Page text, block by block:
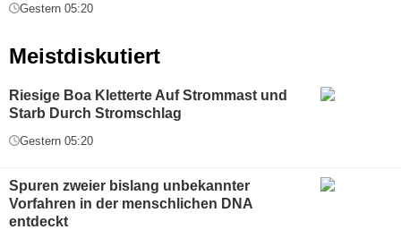
Gestern 05:20
Meistdiskutiert
Riesige Boa Kletterte Auf Strommast und
Starb Durch Stromschlag
Gestern 05:20
Spuren zweier bislang unbekannter
Vorfahren in der menschlichen DNA
entdeckt